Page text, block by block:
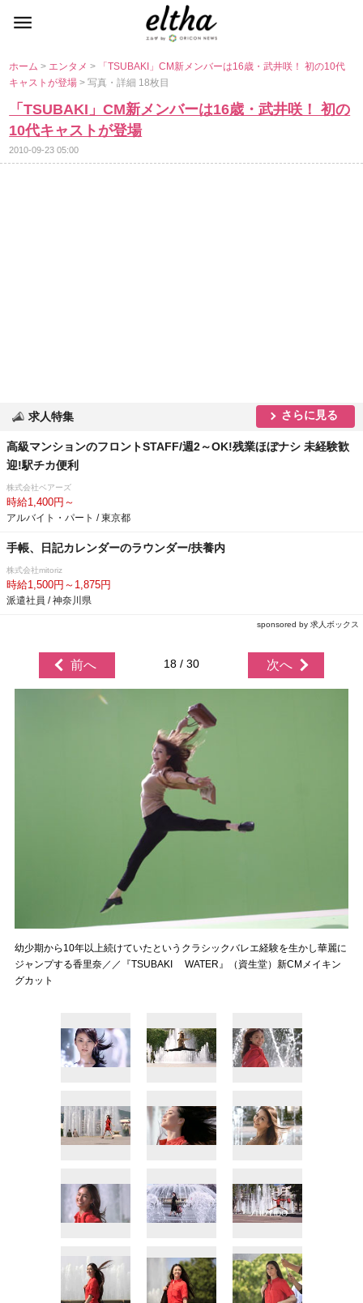
ホーム> エンタメ>
「TSUBAKI」CM新メンバーは16歳・武井咲！ 初の10代
キャストが登場> 写真・詳細 18枚目
「TSUBAKI」CM新メンバーは16歳・武井咲！ 初の
10代キャストが登場
2010-09-23 05:00
求人特集 さらに見る
高級マンションのフロントSTAFF/週2～OK!残業ほぼナシ 未経験歓
迎!駅チカ便利
株式会社ベアーズ
時給1,400円～
アルバイト・パート / 東京都
手帳、日記カレンダーのラウンダー/扶養内
株式会社mitoriz
時給1,500円～1,875円
派遣社員 / 神奈川県
sponsored by 求人ボックス
前へ 18 / 30 次へ
幼少期から10年以上続けていたというクラシックバレエ経験を生かし華麗に
ジャンプする香里奈／／『TSUBAKI WATER』（資生堂）新CMメイキン
グカット